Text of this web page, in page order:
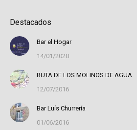
Destacados
Bar el Hogar
14/01/2020
RUTA DE LOS MOLINOS DE AGUA
12/07/2016
Bar Luís Churrería
01/06/2016